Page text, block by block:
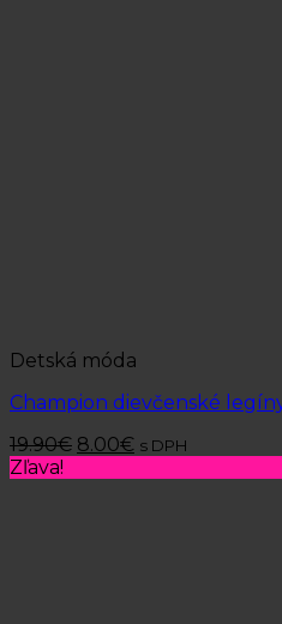
Detská móda
Champion dievčenské
19.90€ 8.00€ s DPH
Zľava!